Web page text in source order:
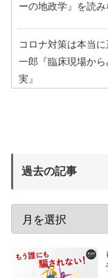
ーの地政学』を読み
コロナ対策は本当
一郎『臨床現場か
実』
過去の記事